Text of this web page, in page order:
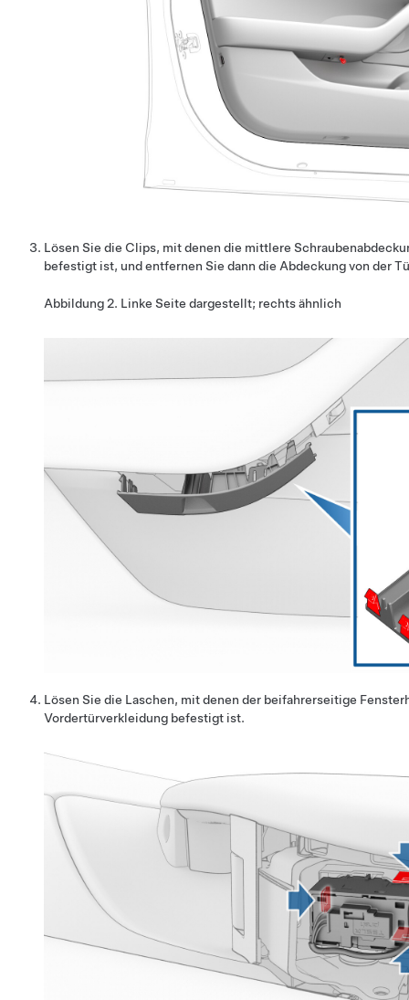
Lösen Sie die Clips, mit denen die mittlere
befestigt ist, und entfernen Sie dann die Abdeckung von der
Abbildung 2. Linke Seite dargestellt; rechts ähnlich
Lösen Sie die Laschen, mit denen der beifahrerseitige
Vordertürverkleidung befestigt ist.